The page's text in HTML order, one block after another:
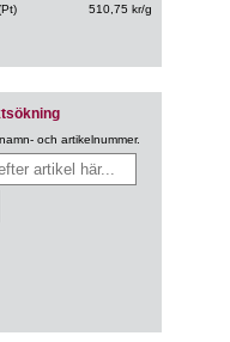
510,75 kr/g
och artikelnummer.